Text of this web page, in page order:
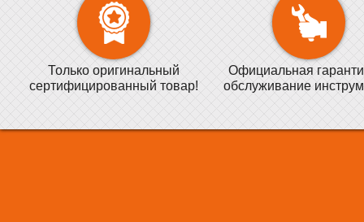
Только оригинальный
сертифицированный товар!
Официальная
обслуживание